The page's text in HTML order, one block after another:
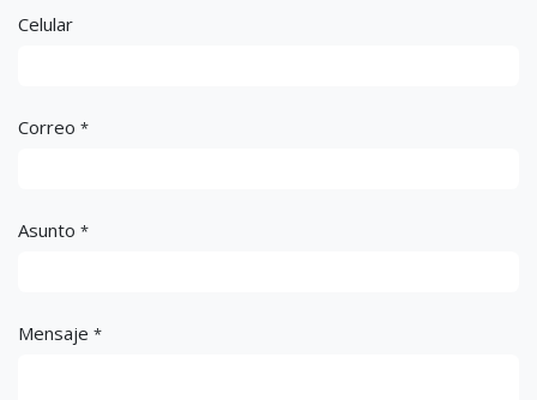
Celular
Correo *
Asunto *
Mensaje *